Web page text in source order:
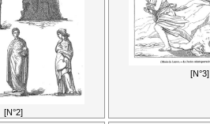
[N°2]
[N°3]